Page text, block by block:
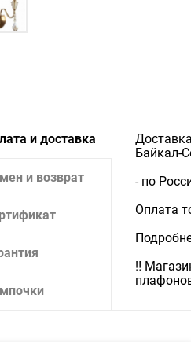
и доставка
и возврат
Байкал-
- по
Оплата
‼️